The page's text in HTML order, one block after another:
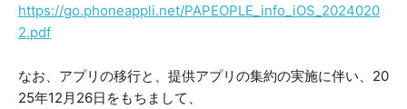
https://go.phoneappli.net/PAPEOPLE_info_iOS_2024020
2.pdf
なお、アプリの移行と、提供アプリの集約の実施に伴い、20
25年12月26日をもちまして、